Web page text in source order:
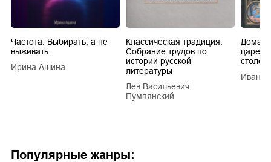
Популярные жанры:
Частота. Выбирать, а не
выживать.
Ирина Ашина
Классическая традиция.
Собрание трудов по
истории русской
литературы
Лев Васильевич
Пумпянский
царей
Иван